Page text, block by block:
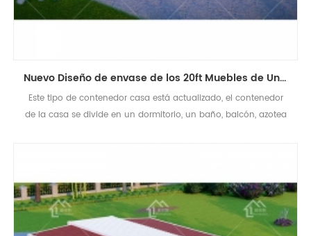
Nuevo Diseño de envase de los 20ft Muebles de Un Dormitorio Ampliable Casa Contenedor Plegable de la Casa
Este tipo de contenedor casa está actualizado, el contenedor
de la casa se divide en un dormitorio, un baño, balcón, azotea